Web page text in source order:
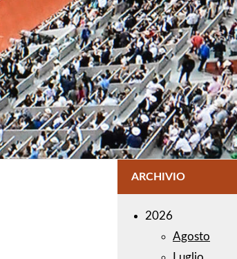
ARCHIVIO
2026
Agosto